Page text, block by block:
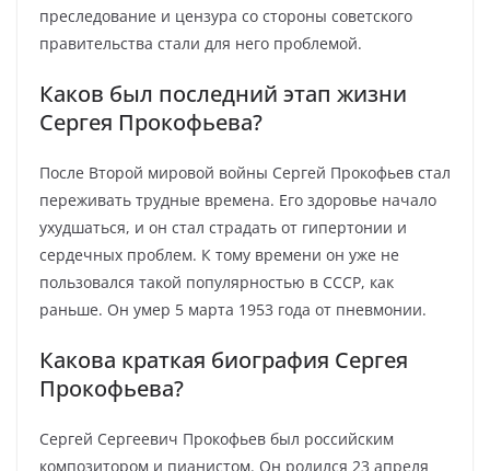
преследование и цензура со стороны советского
правительства стали для него проблемой.
Каков был последний этап жизни
Сергея Прокофьева?
После Второй мировой войны Сергей Прокофьев стал
переживать трудные времена. Его здоровье начало
ухудшаться, и он стал страдать от гипертонии и
сердечных проблем. К тому времени он уже не
пользовался такой популярностью в СССР, как
раньше. Он умер 5 марта 1953 года от пневмонии.
Какова краткая биография Сергея
Прокофьева?
Сергей Сергеевич Прокофьев был российским
композитором и пианистом. Он родился 23 апреля